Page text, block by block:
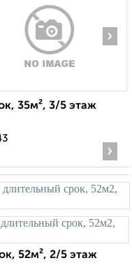
›
35м², 3/5 этаж
›
52м², 2/5 этаж